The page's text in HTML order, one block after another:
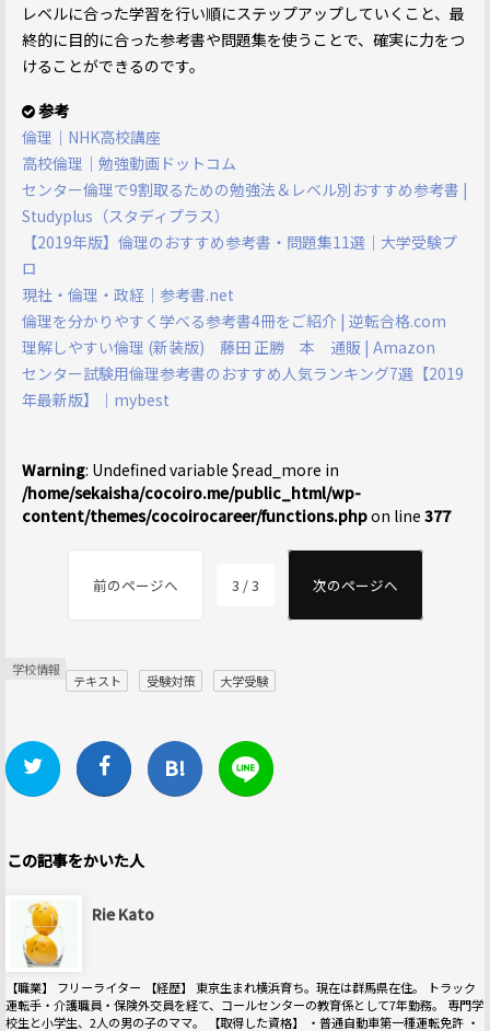
レベルに合った学習を行い順にステップアップしていくこと、最
終的に目的に合った参考書や問題集を使うことで、確実に力をつ
けることができるのです。
参考
倫理｜NHK高校講座
高校倫理｜勉強動画ドットコム
センター倫理で9割取るための勉強法＆レベル別おすすめ参考書 |
Studyplus（スタディプラス）
【2019年版】倫理のおすすめ参考書・問題集11選｜大学受験プ
ロ
現社・倫理・政経｜参考書.net
倫理を分かりやすく学べる参考書4冊をご紹介 | 逆転合格.com
理解しやすい倫理 (新装版) 藤田 正勝 本 通販 | Amazon
センター試験用倫理参考書のおすすめ人気ランキング7選【2019
年最新版】｜mybest
Warning: Undefined variable $read_more in
/home/sekaisha/cocoiro.me/public_html/wp-
content/themes/cocoirocareer/functions.phpon line 377
前のページへ 3 / 3 次のページへ
学校情報
テキスト 受験対策 大学受験
この記事をかいた人
Rie Kato
【職業】 フリーライター 【経歴】 東京生まれ横浜育ち。現在は群馬県在住。 トラック
運転手・介護職員・保険外交員を経て、コールセンターの教育係として7年勤務。 専門学
校生と小学生、2人の男の子のママ。 【取得した資格】 ・普通自動車第一種運転免許 ・